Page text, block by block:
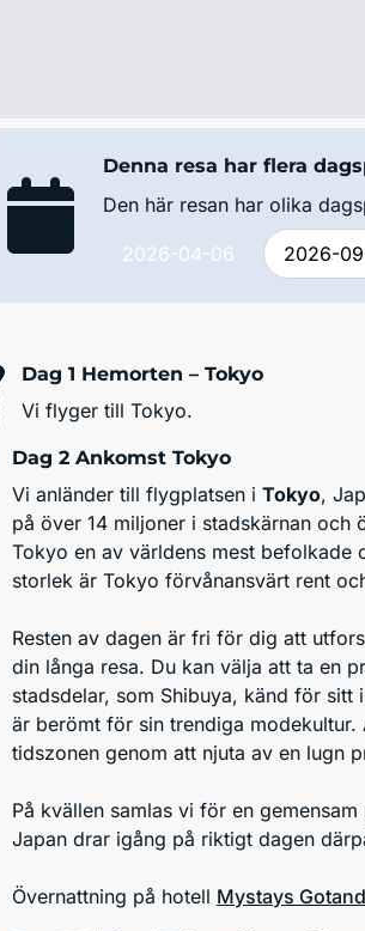
Denna resa har flera
Den här resan har olika
2026-04-06 2026-
Dag 1 Hemorten – Tokyo
Vi flyger till Tokyo.
Dag 2 Ankomst Tokyo
Vi anländer till flygplatsen i Tokyo,
på över 14 miljoner i stadskärnan och
Tokyo en av världens mest befolkade
storlek är Tokyo förvånansvärt rent
Resten av dagen är fri för dig att
din långa resa. Du kan välja att ta en
stadsdelar, som Shibuya, känd för sitt
är berömt för sin trendiga
tidszonen genom att njuta av en lugn
På kvällen samlas vi för en
Japan drar igång på riktigt dagen
Övernattning på hotell Mystays